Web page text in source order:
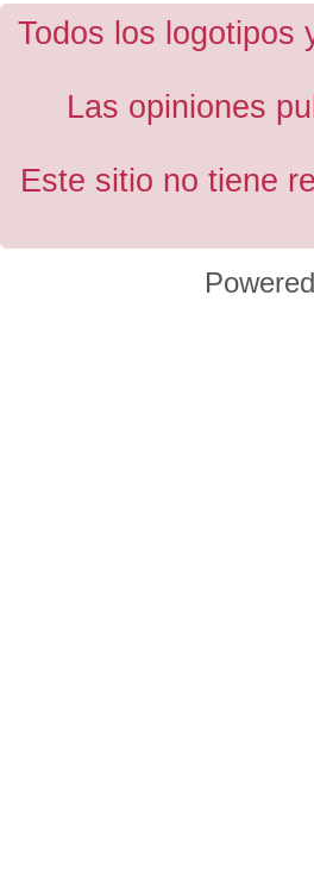
Todos los logotipos
Las opiniones
Este sitio no tiene